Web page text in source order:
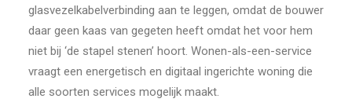
glasvezelkabelverbinding aan te leggen, omdat de bouwer
daar geen kaas van gegeten heeft omdat het voor hem
niet bij ‘de stapel stenen’ hoort. Wonen-als-een-service
vraagt een energetisch en digitaal ingerichte woning die
alle soorten services mogelijk maakt.